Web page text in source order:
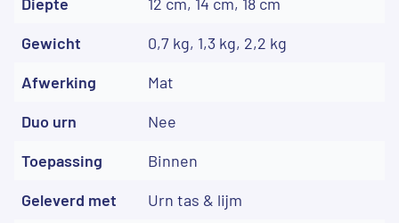
Gewicht
0,7 kg, 1,3 kg, 2,2 kg
Afwerking
Mat
Duo urn
Nee
Toepassing
Binnen
Geleverd met
Urn tas & lijm